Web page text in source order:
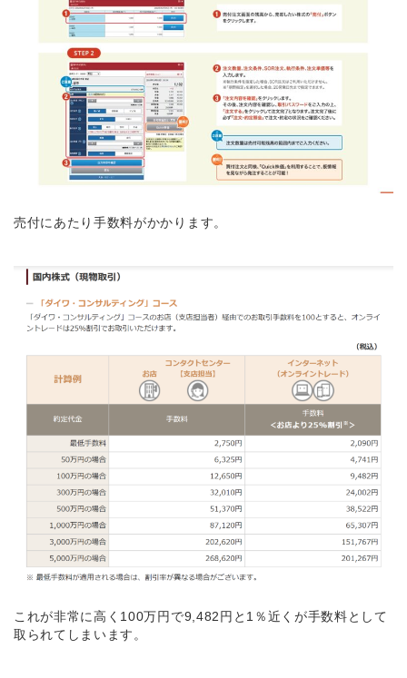
売付にあたり手数料がかかります。
これが非常に高く100万円で9,482円と1％近くが手数料として
取られてしまいます。